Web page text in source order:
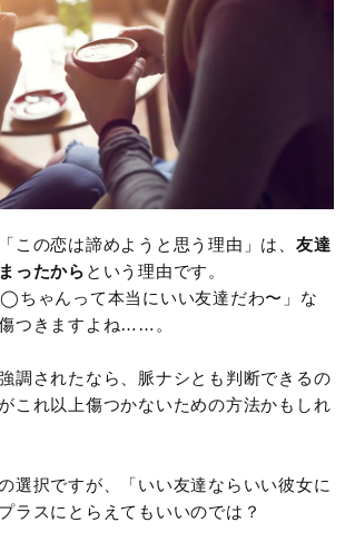
この恋は諦めようと思う理由」は、 友達
ったから という理由です。
ゃんって本当にいい友達だわ〜」な
つきますよね……。
調されたなら、脈ナシとも判断できるの
これ以上傷つかないための方法かもしれ
選択ですが、「いい友達ならいい彼女に
ラスにとらえてもいいのでは？